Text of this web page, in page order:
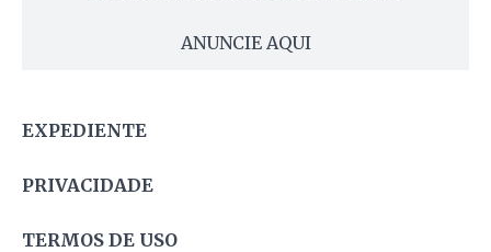
ANUNCIE AQUI
EXPEDIENTE
PRIVACIDADE
TERMOS DE USO